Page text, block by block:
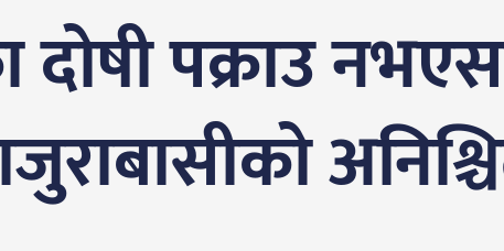
दोषी पक्राउ